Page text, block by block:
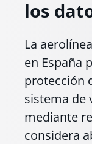
los
La
en España
protección
sistema de
mediante
considera